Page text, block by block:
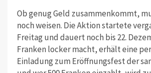
Ob genug Geld zusammenkommt,
noch weisen. Die Aktion startete
Freitag und dauert noch bis 22.
Franken locker macht, erhält eine
Einladung zum Eröffnungsfest der